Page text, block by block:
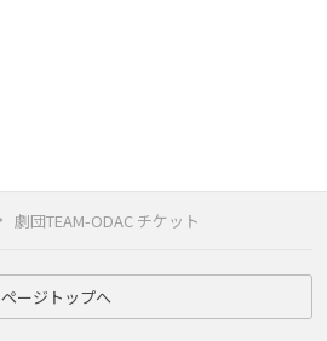
劇団TEAM-ODAC チケット
ページトップへ